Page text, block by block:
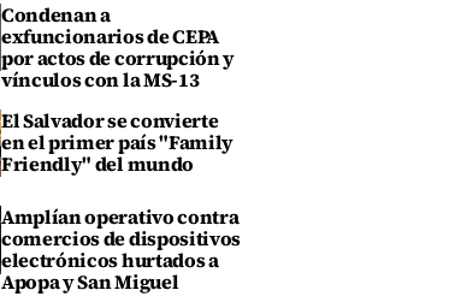
Condenan a
exfuncionarios de CEPA
por actos de corrupción y
vínculos con la MS-13
El Salvador se convierte
en el primer país "Family
Friendly" del mundo
Amplían operativo contra
comercios de dispositivos
electrónicos hurtados a
Apopa y San Miguel